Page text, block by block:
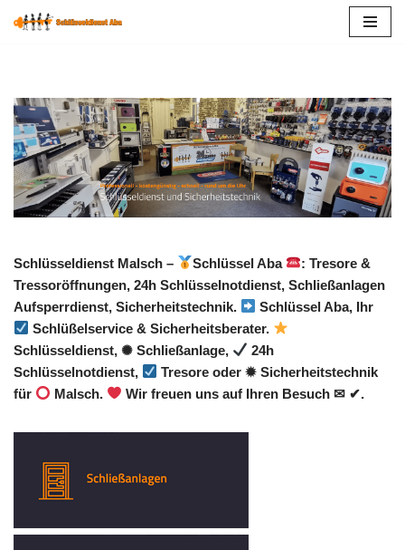
Schlüsseldienst Malsch – Schlüssel Aba
: Tresore &
Tressoröffnungen, 24h Schlüsselnotdienst, Schließanlagen
Aufsperrdienst, Sicherheitstechnik.
Schlüssel Aba, Ihr
Schlüßelservice & Sicherheitsberater.
Schlüsseldienst, ✺ Schließanlage,
24h
Schlüsselnotdienst,
Tresore oder ✹ Sicherheitstechnik
für
Malsch. Wir freuen uns auf Ihren Besuch ✉ ✔.